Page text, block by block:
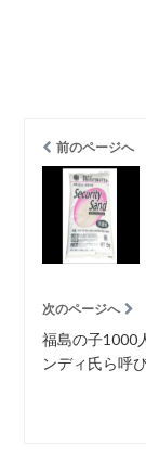
前のページへ
次のページへ
福島の子1000
ンディ氏ら呼